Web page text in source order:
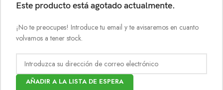
Este producto está agotado actualmente.
¡No te preocupes! Introduce tu email y te avisaremos en cuanto
volvamos a tener stock.
AÑADIR A LA LISTA DE ESPERA